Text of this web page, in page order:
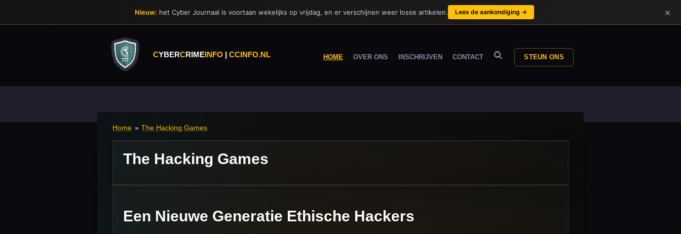
CYBERCRIMEINFO | CCINFO.NL HOME OVER ONS INSCHRIJVEN CONTACT STEUN ONS
Home » The Hacking Games
The Hacking Games
Een Nieuwe Generatie Ethische Hackers
Nieuw: het Cyber Journaal is voortaan wekelijks op vrijdag, en er verschijnen weer losse artikelen. Lees de aankondiging → ×